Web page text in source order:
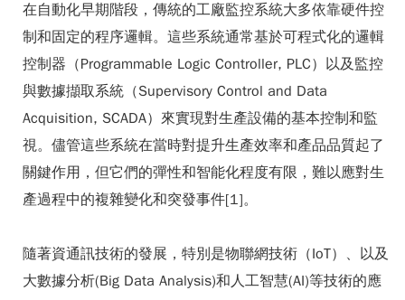
在自動化早期階段，傳統的工廠監控系統大多依靠硬件控
制和固定的程序邏輯。這些系統通常基於可程式化的邏輯
控制器（Programmable Logic Controller, PLC）以及監控
與數據擷取系統（Supervisory Control and Data
Acquisition, SCADA）來實現對生產設備的基本控制和監
視。儘管這些系統在當時對提升生產效率和產品品質起了
關鍵作用，但它們的彈性和智能化程度有限，難以應對生
產過程中的複雜變化和突發事件[1]。
隨著資通訊技術的發展，特別是物聯網技術（IoT）、以及
大數據分析(Big Data Analysis)和人工智慧(AI)等技術的應